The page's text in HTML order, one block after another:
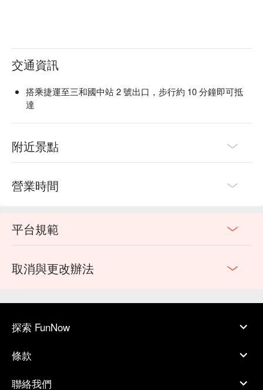
交通資訊
搭乘捷運至三和國中站 2 號出口，步行約 10 分鐘即可抵
達
附近景點
營業時間
平台規範
取消與更改辦法
探索 FunNow
條款
聯絡我們